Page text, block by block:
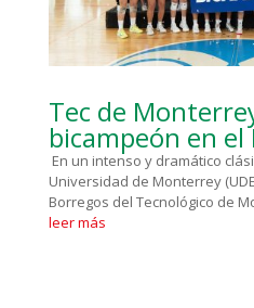
Tec de
bicampeón en el
En un intenso y dramático
Universidad de Monterrey
Borregos del Tecnológico de
leer más